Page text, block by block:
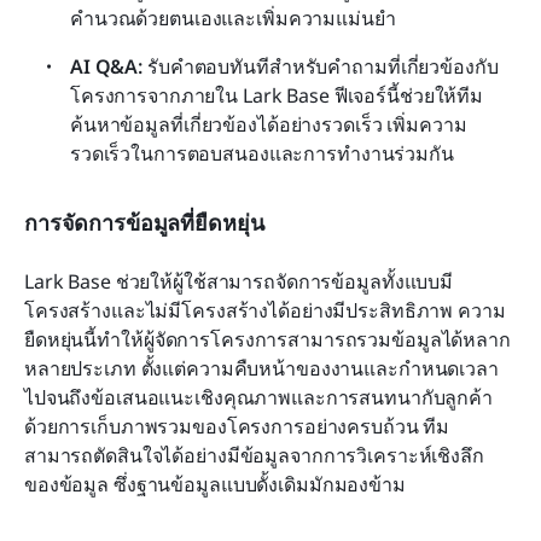
คำนวณด้วยตนเองและเพิ่มความแม่นยำ
AI Q&A: รับคำตอบทันทีสำหรับคำถามที่เกี่ยวข้องกับ
โครงการจากภายใน Lark Base ฟีเจอร์นี้ช่วยให้ทีม
ค้นหาข้อมูลที่เกี่ยวข้องได้อย่างรวดเร็ว เพิ่มความ
รวดเร็วในการตอบสนองและการทำงานร่วมกัน
การจัดการข้อมูลที่ยืดหยุ่น
Lark Base ช่วยให้ผู้ใช้สามารถจัดการข้อมูลทั้งแบบมี
โครงสร้างและไม่มีโครงสร้างได้อย่างมีประสิทธิภาพ ความ
ยืดหยุ่นนี้ทำให้ผู้จัดการโครงการสามารถรวมข้อมูลได้หลาก
หลายประเภท ตั้งแต่ความคืบหน้าของงานและกำหนดเวลา
ไปจนถึงข้อเสนอแนะเชิงคุณภาพและการสนทนากับลูกค้า
ด้วยการเก็บภาพรวมของโครงการอย่างครบถ้วน ทีม
สามารถตัดสินใจได้อย่างมีข้อมูลจากการวิเคราะห์เชิงลึก
ของข้อมูล ซึ่งฐานข้อมูลแบบดั้งเดิมมักมองข้าม